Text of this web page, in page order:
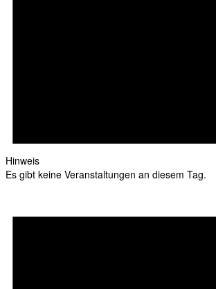
Hinweis
Es gibt keine Veranstaltungen an diesem Tag.